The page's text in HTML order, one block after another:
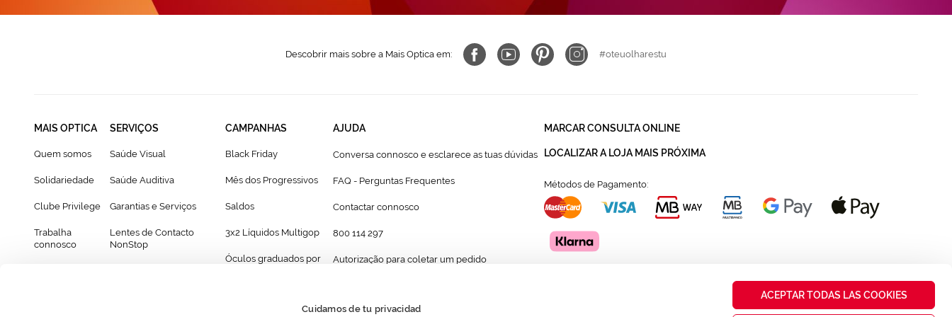
Cuidamos de tu privacidad
ACEPTAR TODAS LAS COOKIES
Descobrir mais sobre a Mais Optica em: #oteuolharestu
MAIS OPTICA
Quem somos
Solidariedade
Clube Privilege
Trabalha
connosco
SERVIÇOS
Saúde Visual
Saúde Auditiva
Garantias e Serviços
Lentes de Contacto
NonStop
CAMPANHAS
Black Friday
Mês dos Progressivos
Saldos
3x2 Líquidos Multigop
Óculos graduados por
AJUDA
Conversa connosco e esclarece as tuas dúvidas
FAQ - Perguntas Frequentes
Contactar connosco
800 114 297
Autorização para coletar um pedido
MARCAR CONSULTA ONLINE
LOCALIZAR A LOJA MAIS PRÓXIMA
Métodos de Pagamento: